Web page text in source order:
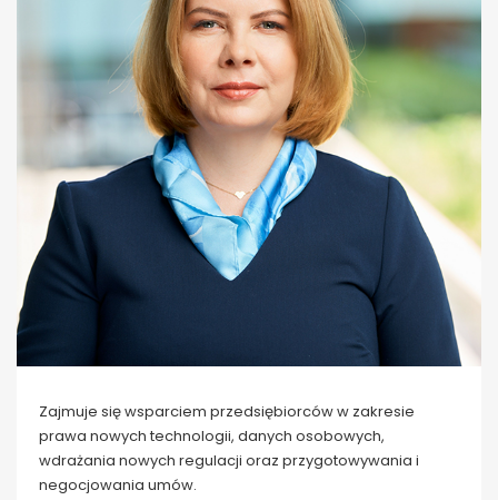
Zajmuje się wsparciem przedsiębiorców w zakresie
prawa nowych technologii, danych osobowych,
wdrażania nowych regulacji oraz przygotowywania i
negocjowania umów.